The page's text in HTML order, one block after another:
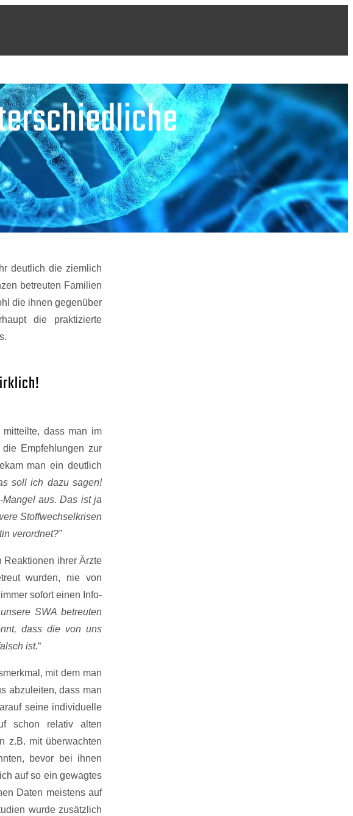
deutlich die ziemlich
betreuten Familien
die ihnen gegenüber
die praktizierte
dass man im
Empfehlungen zur
man ein deutlich
soll ich dazu sagen!
aus. Das ist ja
Stoffwechselkrisen
verordnet?”
Reaktionen ihrer Ärzte
wurden, nie von
sofort einen Info-
SWA betreuten
dass die von uns
ist.“
mit dem man
abzuleiten, dass man
seine individuelle
schon relativ alten
z.B. mit überwachten
bevor bei ihnen
auf so ein gewagtes
Daten meistens auf
wurde zusätzlich